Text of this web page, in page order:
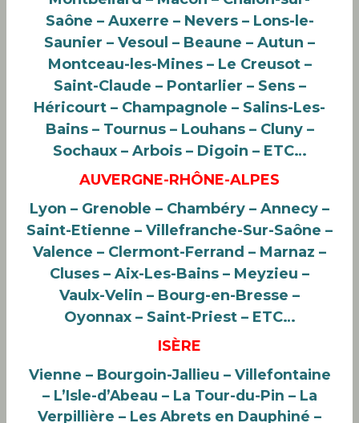
Saône – Auxerre – Nevers – Lons-le-
Saunier – Vesoul – Beaune – Autun –
Montceau-les-Mines – Le Creusot –
Saint-Claude – Pontarlier – Sens –
Héricourt – Champagnole – Salins-Les-
Bains – Tournus – Louhans – Cluny –
Sochaux – Arbois – Digoin – ETC…
AUVERGNE-RHÔNE-ALPES
Lyon – Grenoble – Chambéry – Annecy –
Saint-Etienne – Villefranche-Sur-Saône –
Valence – Clermont-Ferrand – Marnaz –
Cluses – Aix-Les-Bains – Meyzieu –
Vaulx-Velin – Bourg-en-Bresse –
Oyonnax – Saint-Priest – ETC…
ISÈRE
Vienne – Bourgoin-Jallieu – Villefontaine
– L’Isle-d’Abeau – La Tour-du-Pin – La
Verpillière – Les Abrets en Dauphiné –